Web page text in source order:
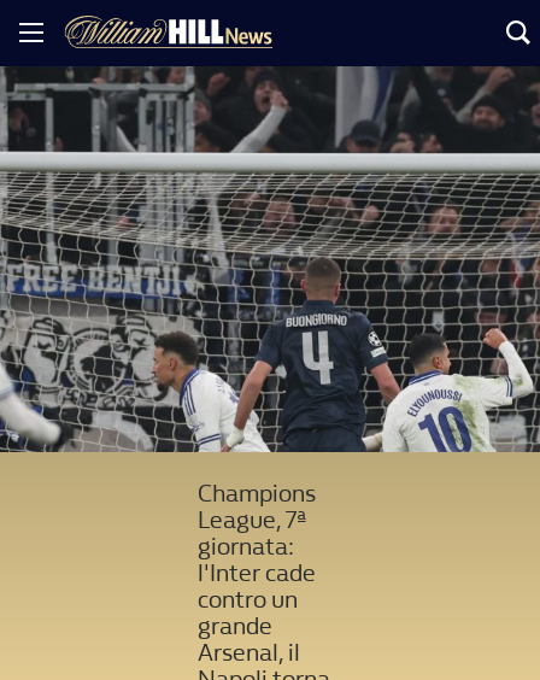
Champions
League, 7ª
giornata:
l'Inter cade
contro un
grande
Arsenal, il